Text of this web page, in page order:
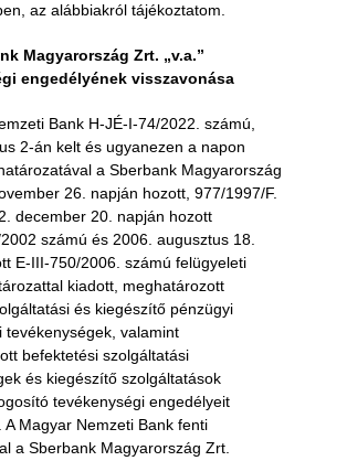
az alábbiakról tájékoztatom.
Magyarország Zrt. „v.a.”
engedélyének visszavonása
Bank H-JÉ-I-74/2022. számú,
2-án kelt és ugyanezen a napon
a Sberbank Magyarország
26. napján hozott, 977/1997/F.
december 20. napján hozott
számú és 2006. augusztus 18.
E-III-750/2006. számú felügyeleti
kiadott, meghatározott
és kiegészítő pénzügyi
tevékenységek, valamint
befektetési szolgáltatási
és kiegészítő szolgáltatások
tevékenységi engedélyeit
A Magyar Nemzeti Bank fenti
a Sberbank Magyarország Zrt.